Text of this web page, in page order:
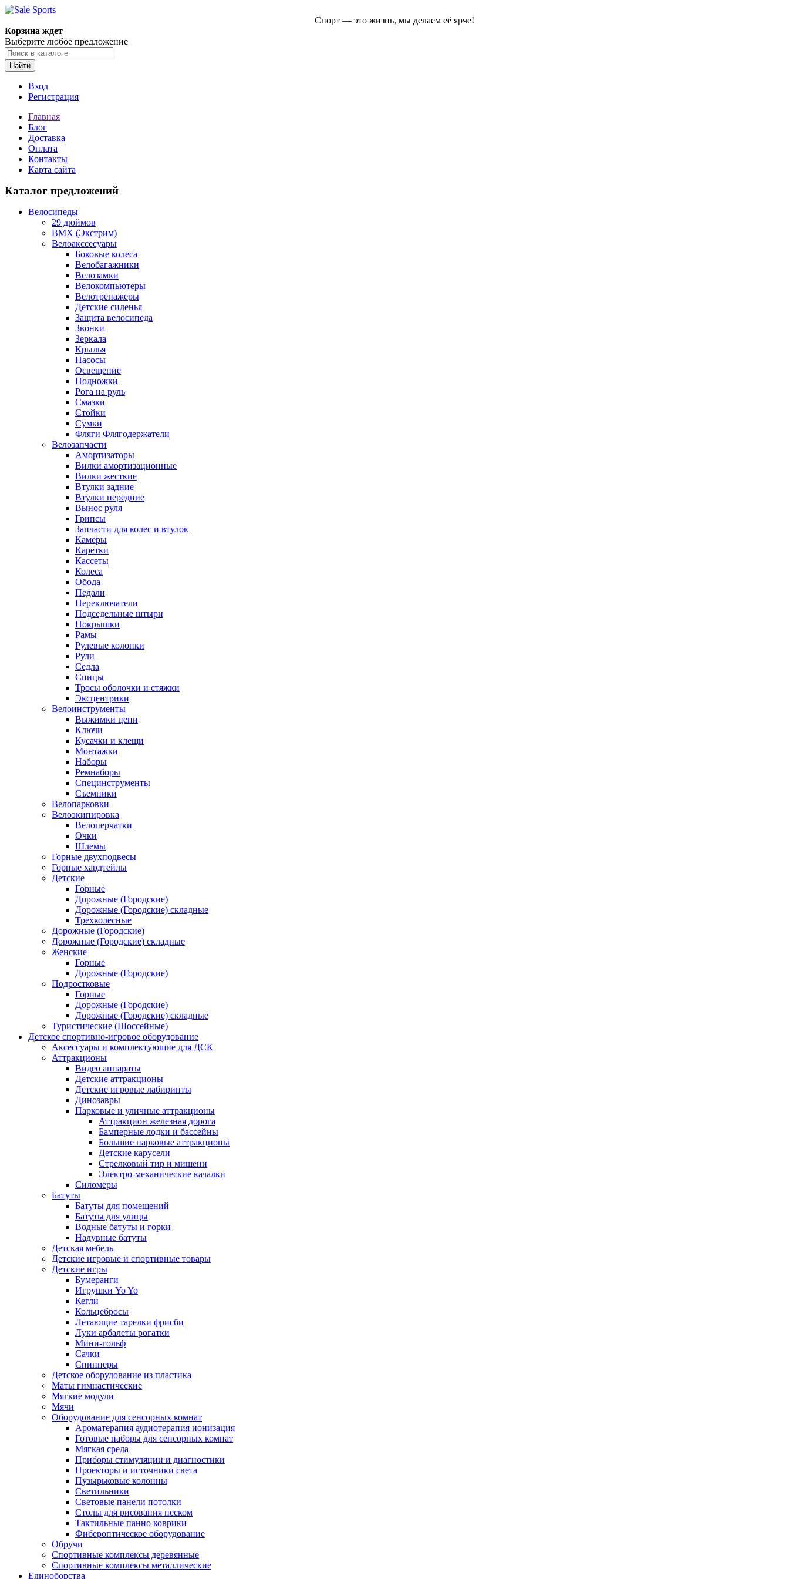
Спорт — это жизнь, мы делаем её ярче!
Корзина ждет
Выберите любое предложение
Найти
Вход
Регистрация
Главная
Блог
Доставка
Оплата
Контакты
Карта сайта
Каталог предложений
Велосипеды
29 дюймов
BMX (Экстрим)
Велоакссесуары
Боковые колеса
Велобагажники
Велозамки
Велокомпьютеры
Велотренажеры
Детские сиденья
Защита велосипеда
Звонки
Зеркала
Крылья
Насосы
Освещение
Подножки
Рога на руль
Смазки
Стойки
Сумки
Фляги Флягодержатели
Велозапчасти
Амортизаторы
Вилки амортизационные
Вилки жесткие
Втулки задние
Втулки передние
Вынос руля
Грипсы
Запчасти для колес и втулок
Камеры
Каретки
Кассеты
Колеса
Обода
Педали
Переключатели
Подседельные штыри
Покрышки
Рамы
Рулевые колонки
Рули
Седла
Спицы
Тросы оболочки и стяжки
Эксцентрики
Велоинструменты
Выжимки цепи
Ключи
Кусачки и клещи
Монтажки
Наборы
Ремнаборы
Специнструменты
Съемники
Велопарковки
Велоэкипировка
Велоперчатки
Очки
Шлемы
Горные двухподвесы
Горные хардтейлы
Детские
Горные
Дорожные (Городские)
Дорожные (Городские) складные
Трехколесные
Дорожные (Городские)
Дорожные (Городские) складные
Женские
Горные
Дорожные (Городские)
Подростковые
Горные
Дорожные (Городские)
Дорожные (Городские) складные
Туристические (Шоссейные)
Детское спортивно-игровое оборудование
Аксессуары и комплектующие для ДСК
Аттракционы
Видео аппараты
Детские аттракционы
Детские игровые лабиринты
Динозавры
Парковые и уличные аттракционы
Аттракцион железная дорога
Бамперные лодки и бассейны
Большие парковые аттракционы
Детские карусели
Стрелковый тир и мишени
Электро-механические качалки
Силомеры
Батуты
Батуты для помещений
Батуты для улицы
Водные батуты и горки
Надувные батуты
Детская мебель
Детские игровые и спортивные товары
Детские игры
Бумеранги
Игрушки Yo Yo
Кегли
Кольцебросы
Летающие тарелки фрисби
Луки арбалеты рогатки
Мини-гольф
Сачки
Спиннеры
Детское оборудование из пластика
Маты гимнастические
Мягкие модули
Мячи
Оборудование для сенсорных комнат
Ароматерапия аудиотерапия ионизация
Готовые наборы для сенсорных комнат
Мягкая среда
Приборы стимуляции и диагностики
Проекторы и источники света
Пузырьковые колонны
Светильники
Световые панели потолки
Столы для рисования песком
Тактильные панно коврики
Фибероптическое оборудование
Обручи
Спортивные комплексы деревянные
Спортивные комплексы металлические
Единоборства